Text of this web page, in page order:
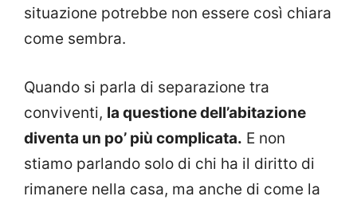
situazione potrebbe non essere così chiara
come sembra.
Quando si parla di separazione tra
conviventi, la questione dell’abitazione
diventa un po’ più complicata. E non
stiamo parlando solo di chi ha il diritto di
rimanere nella casa, ma anche di come la